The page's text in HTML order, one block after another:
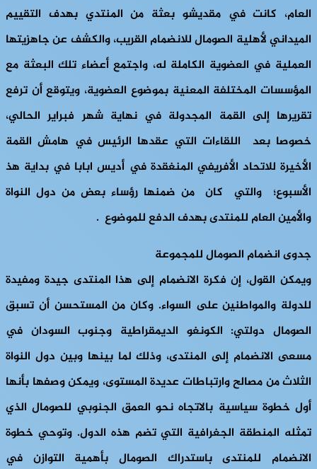
العام، كانت في مقديشو بعثة من المنتدي بهدف التقييم
الميداني لأهلية الصومال للانضمام القريب، والكشف عن جاهزيتها
العملية في العضوية الكاملة له، واجتمع أعضاء تلك البعثة مع
المؤسسات المختلفة المعنية بموضوع العضوية، ويتوقع أن ترفع
تقريرها إلى القمة المجدولة في نهاية شهر فبراير الحالي،
خصوصا بعد اللقاءات التي عقدها الرئيس في هامش القمة
الأخيرة للاتحاد الأفريفي المنغقدة في أديس ابابا في بداية هذ
الأسبوع؛ والتي كان من ضمنها رؤساء بعض من دول النواة
والأمين العام للمنتدى بهدف الدفع للموضوع .
جدوى انضمام الصومال للمجموعة
ويمكن القول، إن فكرة الانضمام إلى هذا المنتدى جيدة ومفيدة
للدولة والمواطنين على السواء. وكان من المستحسن أن تسبق
الصومال دولتي: الكونغو الديمقراطية وجنوب السودان في
مسعى الانضمام إلى المنتدى، وذلك لما بينها وبين دول النواة
الثلاث من مصالح وارتباطات عديدة المستوى، ويمكن وصفها بأنها
أول خطوة سياسية بالاتجاه نحو العمق الجنوبي للصومال الذي
تمثله المنطقة الجغرافية التي تضم هذه الدول. وتوحي خطوة
الانضمام للمنتدى باستدراك الصومال بأهمية التوازن في